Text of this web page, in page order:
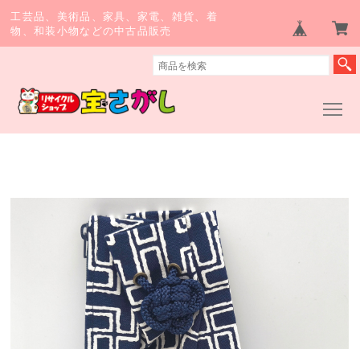
工芸品、美術品、家具、家電、雑貨、着
物、和装小物などの中古品販売